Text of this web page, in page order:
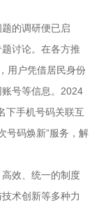
的调研便已启
讨论。在各方推
用户凭借居民身份
号等信息。2024
下手机号码关联互
号码焕新”服务，解
效、统一的制度
术创新等多种力